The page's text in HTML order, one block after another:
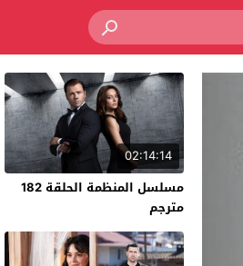
02:14:14
مسلسل المنظمة الحلقة 182
مترجم